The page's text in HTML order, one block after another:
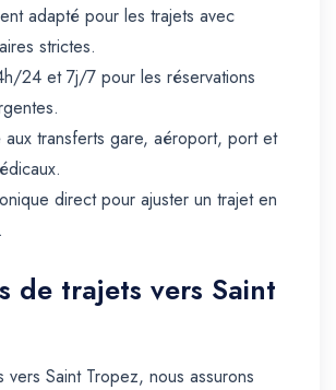
adapté pour les trajets avec
strictes.
24 et 7j/7 pour les réservations
aux transferts gare, aéroport, port et
direct pour ajuster un trajet en
de trajets vers Saint
vers Saint Tropez, nous assurons